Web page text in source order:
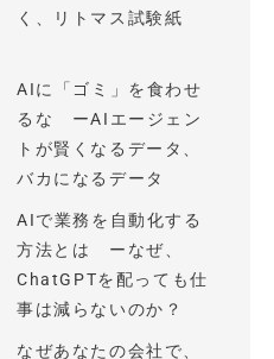
く、リトマス試験紙
AIに「ゴミ」を食わせ
るな ーAIエージェン
トが賢くなるデータ、
バカになるデータ
AIで業務を自動化する
方法とは ーなぜ、
ChatGPTを配っても仕
事は減らないのか？
なぜあなたの会社で、